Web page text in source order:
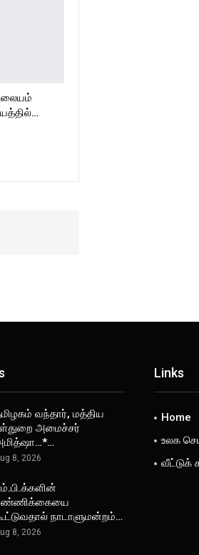
வந்தார், மத்திய
அமைச்சர்
8, 2026
நாடாளுமன்றம்…
8, 2026
Links
Home
உலக
வீட்டுக்